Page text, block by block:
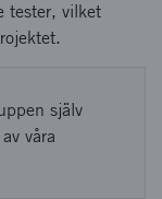
tester, vilket
själv
våra